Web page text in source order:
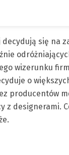
się na
wizerunku
o
producentów
z designerami.